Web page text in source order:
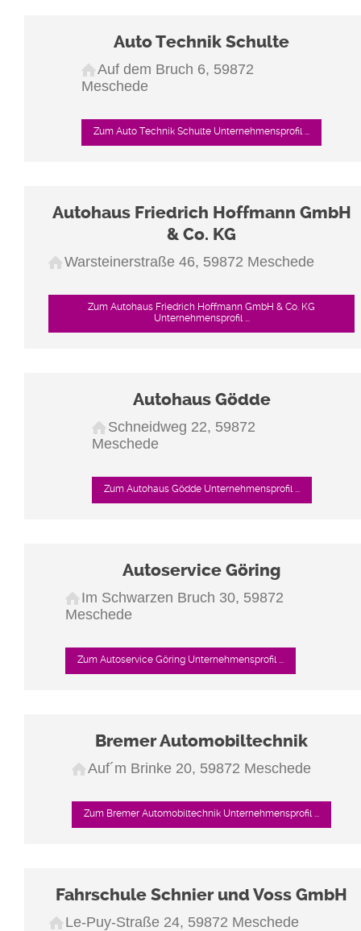
Auto Technik Schulte
Auf dem Bruch 6, 59872
Meschede
Zum Auto Technik Schulte Unternehmensprofil ...
Autohaus Friedrich Hoffmann GmbH
& Co. KG
Warsteinerstraße 46, 59872 Meschede
Zum Autohaus Friedrich Hoffmann GmbH & Co. KG
Unternehmensprofil ...
Autohaus Gödde
Schneidweg 22, 59872
Meschede
Zum Autohaus Gödde Unternehmensprofil ...
Autoservice Göring
Im Schwarzen Bruch 30, 59872
Meschede
Zum Autoservice Göring Unternehmensprofil ...
Bremer Automobiltechnik
Auf´m Brinke 20, 59872 Meschede
Zum Bremer Automobiltechnik Unternehmensprofil ...
Fahrschule Schnier und Voss GmbH
Le-Puy-Straße 24, 59872 Meschede